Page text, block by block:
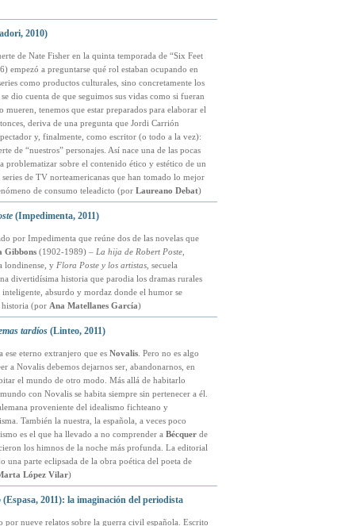
2010)
de Nate Fisher en la quinta temporada de “Six Feet
empezó a preguntarse qué rol estaban ocupando en
como productos culturales, sino concretamente los
dio cuenta de que seguimos sus vidas como si fueran
mueren, tenemos que estar preparados para elaborar el
deriva de una pregunta que Jordi Carrión
y, finalmente, como escritor (o todo a la vez):
de “nuestros” personajes. Así nace una de las pocas
problematizar sobre el contenido ético y estético de un
de TV norteamericanas que han tomado lo mejor
de consumo teleadicto (por Laureano Debat)
(Impedimenta, 2011)
por Impedimenta que reúne dos de las novelas que
Gibbons(1902-1989) – La hija de Robert Poste,
londinense, y Flora Poste y los artistas, secuela
divertidísima historia que parodia los dramas rurales
absurdo y mordaz donde el humor se
historia (por Ana Matellanes García)
tardíos(Linteo, 2011)
ese eterno extranjero que es Novalis. Pero no es algo
a Novalis debemos dejarnos ser, abandonarnos, en
el mundo de otro modo. Más allá de habitarlo
con Novalis se habita siempre sin pertenecer a él.
proveniente del idealismo fichteano y
También la nuestra, la española, a veces poco
es el que ha llevado a no comprender a Bécquerde
los himnos de la noche más profunda. La editorial
una parte eclipsada de la obra poética del poeta de
López Vilar)
(Espasa, 2011): la imaginación del periodista
por nueve relatos sobre la guerra civil española. Escrito